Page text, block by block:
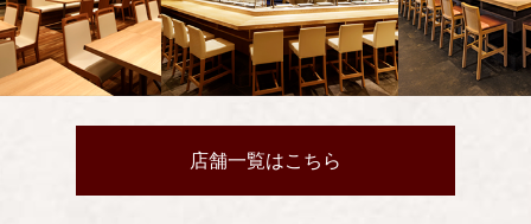
店舗一覧はこちら